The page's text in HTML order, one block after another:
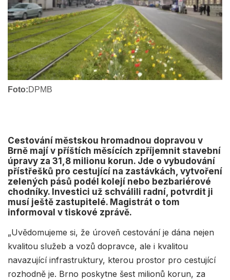
Foto:DPMB
Cestování městskou hromadnou dopravou v
Brně mají v příštích měsících zpříjemnit stavební
úpravy za 31,8 milionu korun. Jde o vybudování
přístřešků pro cestující na zastávkách, vytvoření
zelených pásů podél kolejí nebo bezbariérové
chodníky. Investici už schválili radní, potvrdit ji
musí ještě zastupitelé. Magistrát o tom
informoval v tiskové zprávě.
„Uvědomujeme si, že úroveň cestování je dána nejen
kvalitou služeb a vozů dopravce, ale i kvalitou
navazující infrastruktury, kterou prostor pro cestující
rozhodně je. Brno poskytne šest milionů korun, za